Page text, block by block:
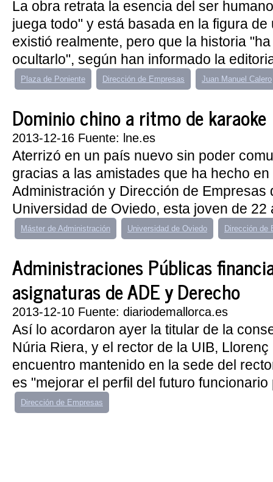
La obra retrata la esencia del ser
juega todo" y está basada en la figura de
existió realmente, pero que la historia
ocultarlo", según han informado la
Plaza de Poniente Dirección de Empresas Juan Manuel Calero
Dominio chino a ritmo de karaoke
2013-12-16 Fuente: lne.es
Aterrizó en un país nuevo sin poder
gracias a las amistades que ha hecho
Administración y Dirección de Empresas
Universidad de Oviedo, esta joven de 22
Máster de Administración Universidad de Oviedo Dirección de
Administraciones Públicas
asignaturas de ADE y Derecho
2013-12-10 Fuente: diariodemallorca.es
Así lo acordaron ayer la titular de la
Núria Riera, y el rector de la UIB,
encuentro mantenido en la sede del
es "mejorar el perfil del futuro funcionario
Dirección de Empresas